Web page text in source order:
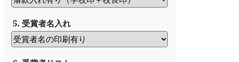
5. 受賞者名入れ